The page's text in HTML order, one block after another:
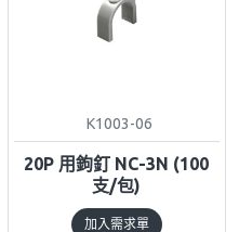
K1003-06
20P 用鉤釘 NC-3N (100
支/包)
加入需求單